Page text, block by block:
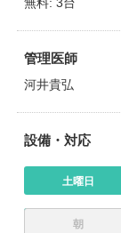
管理医師
河井貴弘
設備・対応
土曜日
朝